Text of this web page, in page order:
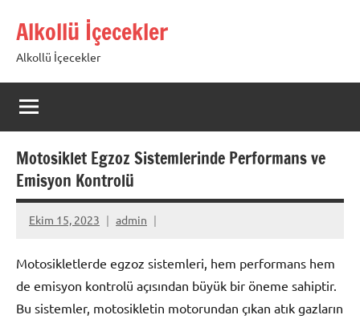
geçAlkollü İçecekler
Alkollü İçecekler
Motosiklet Egzoz Sistemlerinde Performans ve
Emisyon Kontrolü
Ekim 15, 2023 admin
Motosikletlerde egzoz sistemleri, hem performans hem
de emisyon kontrolü açısından büyük bir öneme sahiptir.
Bu sistemler, motosikletin motorundan çıkan atık gazların